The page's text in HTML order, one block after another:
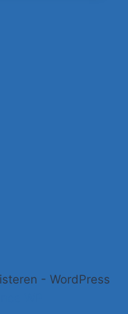
- WordPress